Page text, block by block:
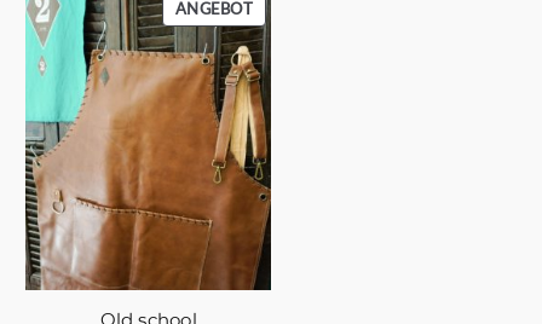
ANGEBOTPRODUKT
IM
ANGEBOT